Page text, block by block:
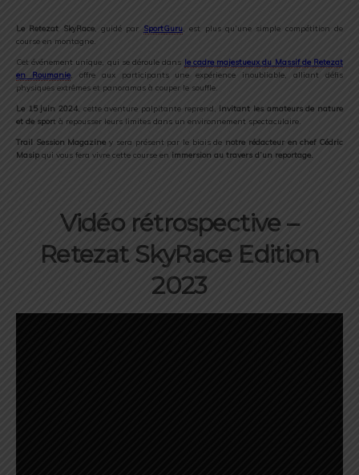
Le Retezat SkyRace, guidé par SportGuru, est plus qu’une simple compétition de
course en montagne.
Cet événement unique, qui se déroule dans le cadre majestueux du Massif de Retezat
en Roumanie, offre aux participants une expérience inoubliable, alliant défis
physiques extrêmes et panoramas à couper le souffle.
Le 15 juin 2024, cette aventure palpitante reprend, invitant les amateurs de nature
et de sport à repousser leurs limites dans un environnement spectaculaire.
Trail Session Magazine y sera présent par le biais de notre rédacteur en chef Cédric
Masip qui vous fera vivre cette course en immersion au travers d’un reportage.
Vidéo rétrospective –
Retezat SkyRace Edition
2023